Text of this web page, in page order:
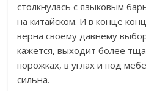
столкнулась с языковым
на китайском. И в конце
верна своему давнему
кажется, выходит более
порожках, в углах и под
сильна.